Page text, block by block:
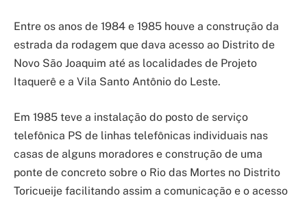
Entre os anos de 1984 e 1985 houve a construção da
estrada da rodagem que dava acesso ao Distrito de
Novo São Joaquim até as localidades de Projeto
Itaquerê e a Vila Santo Antônio do Leste.
Em 1985 teve a instalação do posto de serviço
telefônica PS de linhas telefônicas individuais nas
casas de alguns moradores e construção de uma
ponte de concreto sobre o Rio das Mortes no Distrito
Toricueije facilitando assim a comunicação e o acesso